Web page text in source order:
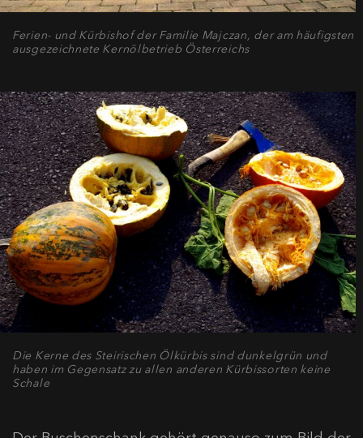
Ferien- und Kürbishof der Familie Majczan, der am häufigsten
ausgezeichnete Kernölbetrieb Österreichs
Die Kerne des Steirischen Ölkürbis sind dunkelgrün und
haben im Gegensatz zu allen anderen Kürbissorten keine
Schale